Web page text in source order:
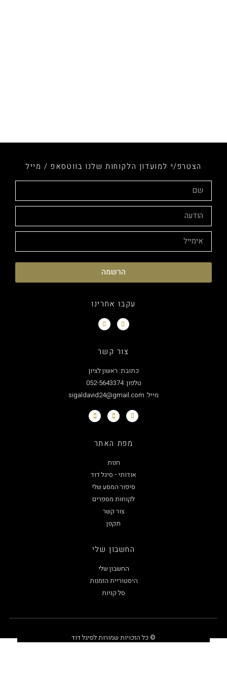
הצטרפ/י למועדון הלקוחות שלנו בווטסאפ / מייל
הרשמה
עקבו אחרינו
צור קשר
כתובת: ראשון לציון
טלפון: 052-5643374
מפת האתר
אודותי - סיגל דוד
סיפור המסע שלי
לקוחות מספרים
צור קשר
החשבון שלי
החשבון שלי
היסטוריית הזמנות
סל קניות
© כל הזכויות שמורות לסיגל דוד